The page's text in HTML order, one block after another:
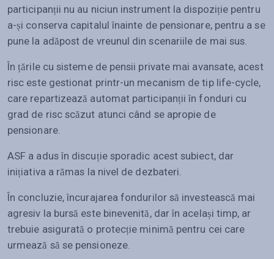
participanții nu au niciun instrument la dispoziție pentru
a-și conserva capitalul înainte de pensionare, pentru a se
pune la adăpost de vreunul din scenariile de mai sus.
În țările cu sisteme de pensii private mai avansate, acest
risc este gestionat printr-un mecanism de tip life-cycle,
care repartizează automat participanții în fonduri cu
grad de risc scăzut atunci când se apropie de
pensionare.
ASF a adus în discuție sporadic acest subiect, dar
inițiativa a rămas la nivel de dezbateri.
În concluzie, încurajarea fondurilor să investească mai
agresiv la bursă este binevenită, dar în același timp, ar
trebuie asigurată o protecție minimă pentru cei care
urmează să se pensioneze.